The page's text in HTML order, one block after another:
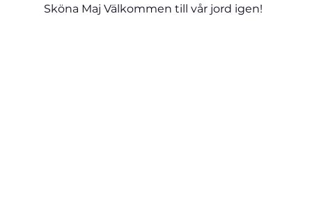
Sköna Maj Välkommen till vår jord igen!